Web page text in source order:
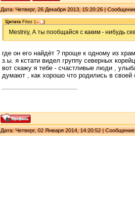
Дата: Четверг, 26 Декабря 2013, 15:20:26 |
Цитата Fitez ( )
Mestniy, А ты пообщайся с каким - нибудь
где он его найдёт ? проще к одному из
з.ы. я кстати видел группу северных
вот скажу я тебе - счастливые люди ,
думают , как хорошо что родились в своей
Дата: Четверг, 02 Января 2014, 14:20:52 |